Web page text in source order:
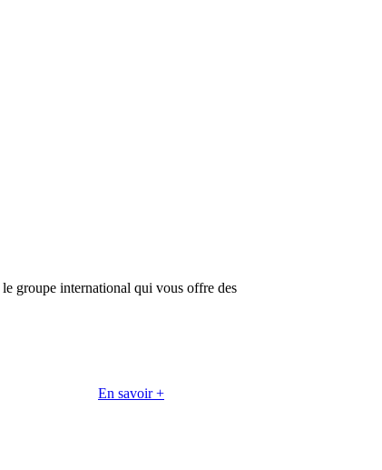
le groupe international qui vous offre des
En savoir +